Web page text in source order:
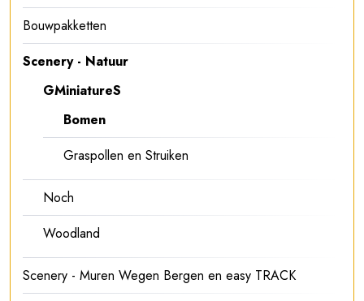
Bouwpakketten
Scenery - Natuur
GMiniatureS
Bomen
Graspollen en Struiken
Noch
Woodland
Scenery - Muren Wegen Bergen en easy TRACK